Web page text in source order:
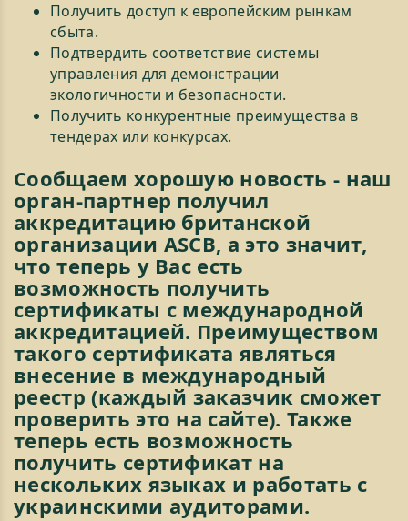
Получить доступ к европейским рынкам
сбыта.
Подтвердить соответствие системы
управления для демонстрации
экологичности и безопасности.
Получить конкурентные преимущества в
тендерах или конкурсах.
Сообщаем хорошую новость - наш
орган-партнер получил
аккредитацию британской
организации ASCB, а это значит,
что теперь у Вас есть
возможность получить
сертификаты с международной
аккредитацией. Преимуществом
такого сертификата являться
внесение в международный
реестр (каждый заказчик сможет
проверить это на сайте). Также
теперь есть возможность
получить сертификат на
нескольких языках и работать с
украинскими аудиторами.